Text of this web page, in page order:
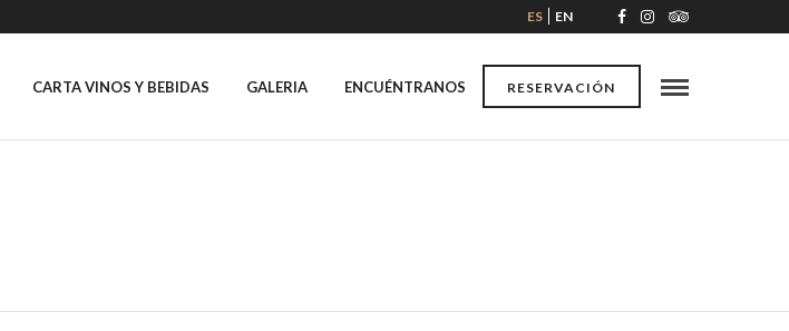
ES EN
RESERVACIÓN
CARTA VINOS Y BEBIDAS GALERIA ENCUÉNTRANOS